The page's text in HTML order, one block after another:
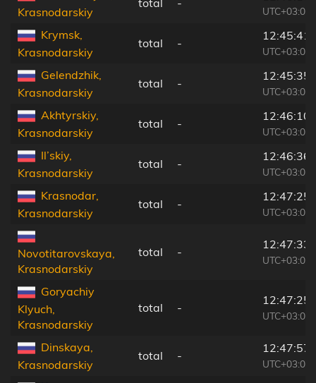
Krasnodarskiy
UTC+03:00
Krymsk,
Krasnodarskiy
total -
12:45:41
UTC+03:00
Gelendzhik,
Krasnodarskiy
total -
12:45:35
UTC+03:00
Akhtyrskiy,
Krasnodarskiy
total -
12:46:10
UTC+03:00
Il’skiy,
Krasnodarskiy
total -
12:46:36
UTC+03:00
Krasnodar,
Krasnodarskiy
total -
12:47:25
UTC+03:00
Novotitarovskaya,
Krasnodarskiy
total -
12:47:33
UTC+03:00
Goryachiy
Klyuch,
Krasnodarskiy
total -
12:47:25
UTC+03:00
Dinskaya,
Krasnodarskiy
total -
12:47:57
UTC+03:00